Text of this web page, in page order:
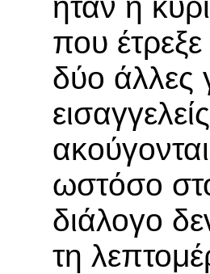
που
δύο άλλες
ωστόσο
διάλογο
τη